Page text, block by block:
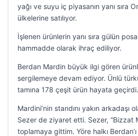
yağı ve suyu iç piyasanın yanı sıra
ülkelerine satılıyor.
İşlenen ürünlerin yanı sıra gülün
hammadde olarak ihraç ediliyor.
Berdan Mardin büyük ilgi gören
sergilemeye devam ediyor. Ünlü
tamına 178 çeşit ürün hayata geçirdi.
Mardini’nin standını yakın arkadaşı
Sezer de ziyaret etti. Sezer, “Bizzat
toplamaya gittim. Yöre halkı